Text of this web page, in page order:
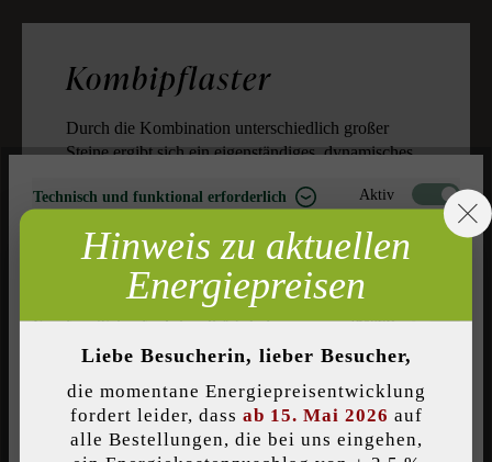
Kombipflaster
Durch die Kombination unterschiedlich großer
Steine ergibt sich ein eigenständiges, dynamisches
erhalten Sie automatisch Steine mit gleicher Breite
Technisch und funktional erforderlich Aktiv
Marketing Inaktiv
Inaktiv
Komfort (Seitenfunktionalität) Inaktiv
Inaktiv
Hinweis zu aktuellen
Energiepreisen
Liebe Besucherin, lieber Besucher,
die momentane Energiepreisentwicklung
fordert leider, dass ab 15. Mai 2026 auf
alle Bestellungen, die bei uns eingehen,